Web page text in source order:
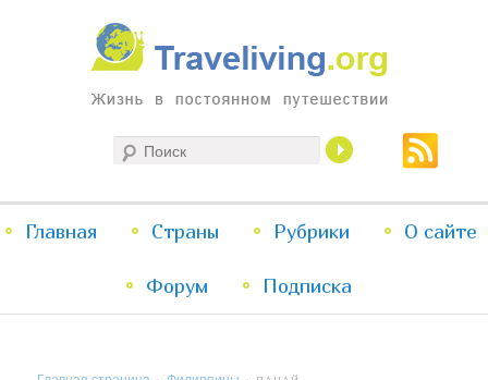
Traveliving
Жизнь в постоянном путешествии
меню
Перейти
к
Перейти
к
Главная Страны Рубрики О сайте
Форум Подписка